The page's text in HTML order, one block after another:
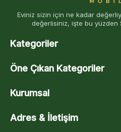
Eviniz sizin için ne kadar
değerlisiniz, işte bu yüzden
Kategoriler
Öne Çıkan Kategoriler
Kurumsal
Adres & İletişim